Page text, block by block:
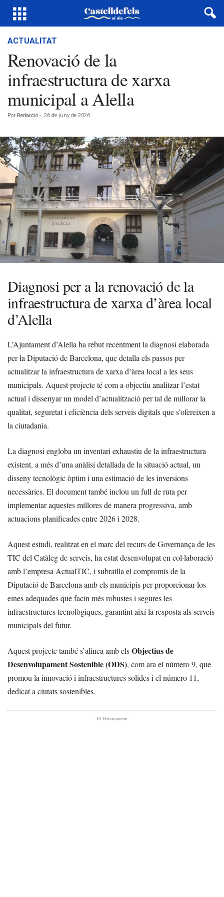
ACTUALITAT
Renovació de la
infraestructura de xarxa
municipal a Alella
Por Redacció - 26 de juny de 2026
Diagnosi per a la renovació de la
infraestructura de xarxa d’àrea local
d’Alella
L’Ajuntament d’Alella ha rebut recentment la diagnosi elaborada
per la Diputació de Barcelona, que detalla els passos per
actualitzar la infraestructura de xarxa d’àrea local a les seus
municipals. Aquest projecte té com a objectiu analitzar l’estat
actual i dissenyar un model d’actualització per tal de millorar la
qualitat, seguretat i eficiència dels serveis digitals que s’ofereixen a
la ciutadania.
La diagnosi engloba un inventari exhaustiu de la infraestructura
existent, a més d’una anàlisi detallada de la situació actual, un
disseny tecnològic òptim i una estimació de les inversions
necessàries. El document també inclou un full de ruta per
implementar aquestes millores de manera progressiva, amb
actuacions planificades entre 2026 i 2028.
Aquest estudi, realitzat en el marc del recurs de Governança de les
TIC del Catàleg de serveis, ha estat desenvolupat en col·laboració
amb l’empresa ActualTIC, i subratlla el compromís de la
Diputació de Barcelona amb els municipis per proporcionar-los
eines adequades que facin més robustes i segures les
infraestructures tecnològiques, garantint així la resposta als serveis
municipals del futur.
Aquest projecte també s’alinea amb elsObjectius de
Desenvolupament Sostenible (ODS), com ara el número 9, que
promou la innovació i infraestructures solides i el número 11,
dedicat a ciutats sostenibles.
- Et Recomanem -